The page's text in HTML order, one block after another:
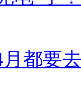
都要